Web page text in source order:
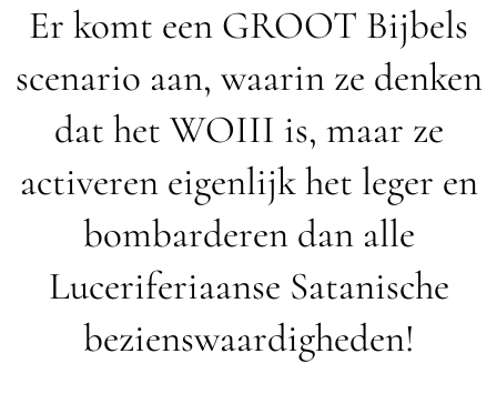
Er komt een GROOT Bijbels
scenario aan, waarin ze denken
dat het WOIII is, maar ze
activeren eigenlijk het leger en
bombarderen dan alle
Luceriferiaanse Satanische
bezienswaardigheden!